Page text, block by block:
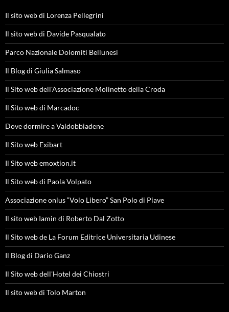
Il sito web di Lorenza Pellegrini
Il sito web di Davide Pasqualato
Parco Nazionale Dolomiti Bellunesi
Il Blog di Giulia Salmaso
Il Sito web dell'Associazione Molinetto della Croda
Il Sito web di Marcadoc
Dove dormire a Valdobbiadene
Il Sito web Exibart
Il Sito web emoxtion.it
Il Sito web di Paola Volpato
Associazione onlus “Volo Libero” San Polo di Piave
Il sito web Iamin di Roberto Dal Zotto
Il Sito web de La Forum Editrice Universitaria Udinese
Il Blog di Dario Ganz
Il Sito web dell'Hotel dei Chiostri
Il sito web di Tolo Marton